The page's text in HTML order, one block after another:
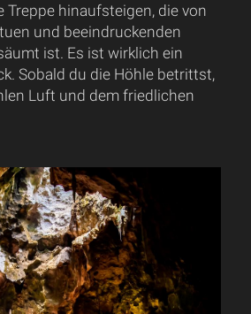
Treppe hinaufsteigen, die von
und beeindruckenden
ist. Es ist wirklich ein
Sobald du die Höhle betrittst,
Luft und dem friedlichen